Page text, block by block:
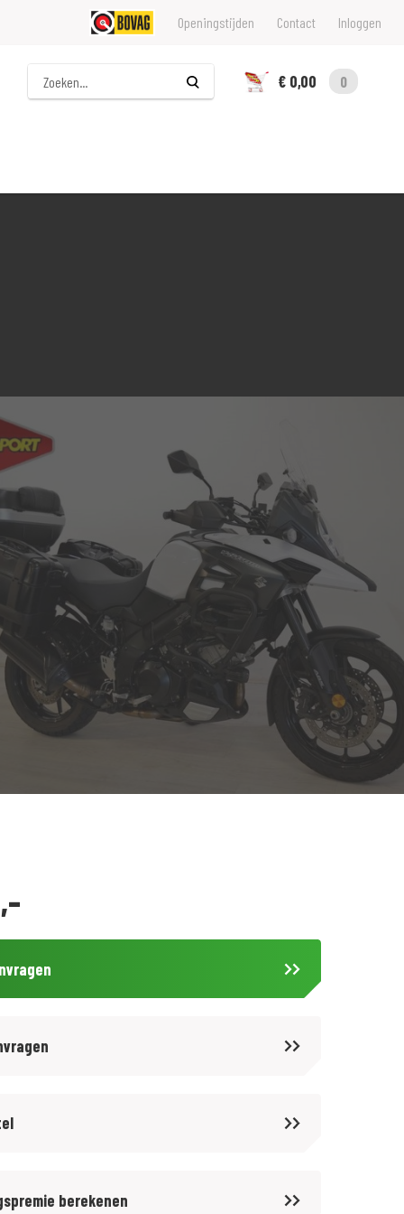
Openingstijden Contact Inloggen
Zoeken
€ 0,00
0
berekenen